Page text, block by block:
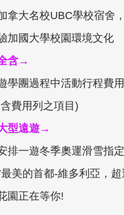
拿大名校UBC學校宿舍
加國大學校園環境文化
含→
學團過程中活動行程費
費用列之項目)
型遠遊→
排一遊冬季奧運滑雪指
美的首都-維多利亞，
園正在等你!